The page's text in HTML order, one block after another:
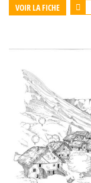
VOIR LA FICHE